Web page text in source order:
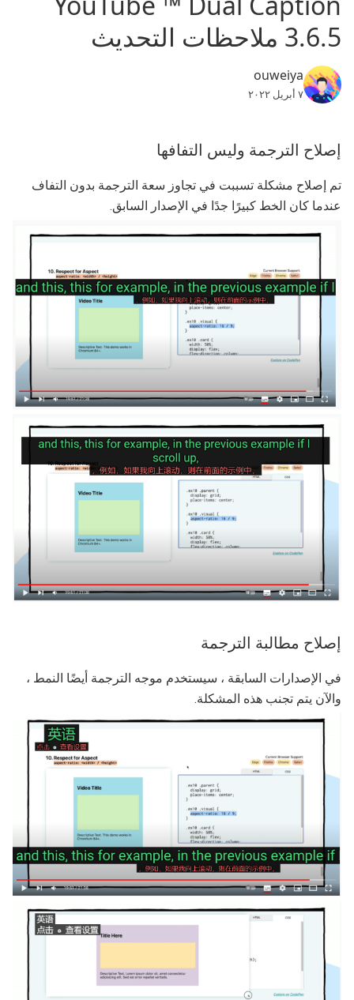
3.6.5 ملاحظات التحديث
ouweiya
٧ أبريل ٢٠٢٢
إصلاح الترجمة وليس التفافها
تم إصلاح مشكلة تسببت في تجاوز سعة الترجمة بدون التفاف
عندما كان الخط كبيرًا جدًا في الإصدار السابق.
إصلاح مطالبة الترجمة
في الإصدارات السابقة ، سيستخدم موجه الترجمة أيضًا النمط ،
والآن يتم تجنب هذه المشكلة.